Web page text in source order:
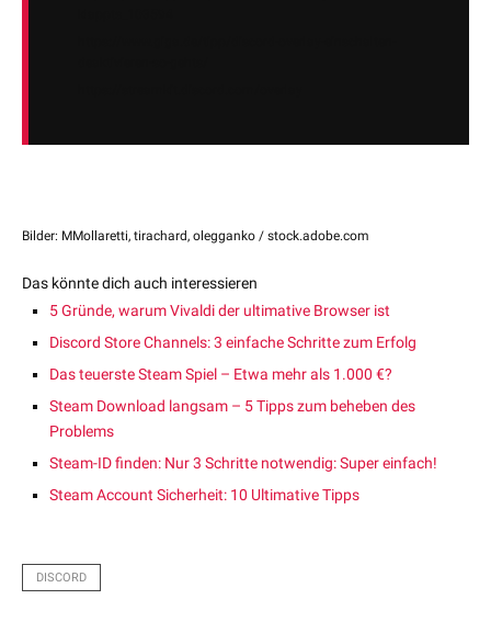
Bilder: MMollaretti, tirachard, olegganko / stock.adobe.com
Das könnte dich auch interessieren
5 Gründe, warum Vivaldi der ultimative Browser ist
Discord Store Channels: 3 einfache Schritte zum Erfolg
Das teuerste Steam Spiel – Etwa mehr als 1.000 €?
Steam Download langsam – 5 Tipps zum beheben des
Problems
Steam-ID finden: Nur 3 Schritte notwendig: Super einfach!
Steam Account Sicherheit: 10 Ultimative Tipps
DISCORD